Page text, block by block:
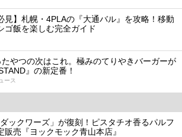
見】札幌・4PLAの『大通バル』を攻略！移動
ゴ飯を楽しむ完全ガイド
やつの次はこれ。極みのてりやきバーガーが
』の新定番！
ース
ックワーズ」が復刻！ピスタチオ香るパルフ
販売『ヨックモック青山本店』